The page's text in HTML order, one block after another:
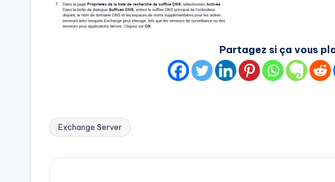
Partagez si ça vous
Tags:
Exchange Server